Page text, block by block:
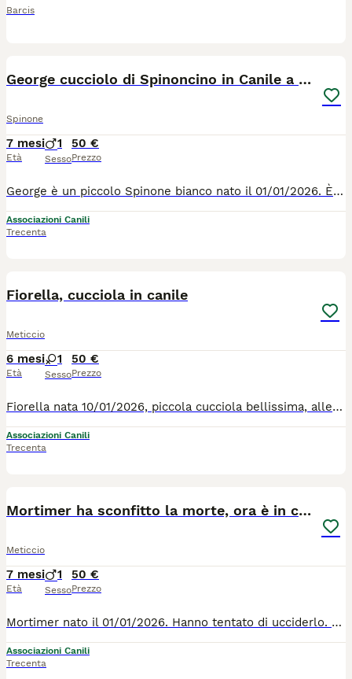
Barcis
George cucciolo di Spinoncino in Canile a Catania
Spinone
7 mesi
Età
1
Sesso
50 €
Prezzo
George è un piccolo Spinone bianco nato il 01/01/2026. È stato trovato in montagna presso dei pastori che lo tenevano a una catena corta e lo picchiavano ogni giorno, poiché non era adatto a fare il cane da pastore. Di conseguenza, il piccolo è stato sequestrato ed è finito subito in canile. È difficile dire quale delle due situazioni fosse peggiore, ma quel che è certo è che il piccolo ha urgente bisogno di una famiglia. Per informazioni: 0039/3714497821
Associazioni Canili
Trecenta
Fiorella, cucciola in canile
Meticcio
6 mesi
Età
1
Sesso
50 €
Prezzo
Fiorella nata 10/01/2026, piccola cucciola bellissima, allegrissima e giocosa. Possiamo trovare per lei una casa, prima che il canile la rende fobica e malata ? Per tutte le info chiamate il 0039/3714497821
Associazioni Canili
Trecenta
Mortimer ha sconfitto la morte, ora è in canile
Meticcio
7 mesi
Età
1
Sesso
50 €
Prezzo
Mortimer nato il 01/01/2026. Hanno tentato di ucciderlo. Gli hanno fatto mangiare ossa di pollo, pelle e derivati con puntine da disegno. Lui non è morto, perché una persona lo ha sentito guaire dai dolori e lo ha portato subito al soccorso veterinario. Li è stato pulito l'addome, dove per fortuna questo "cibo" era rimasto. Se passava oltre, il cucciolo moriva, anzi, lo dovevano sopprimere. Lui è un cucciolo tanto buono e carino e non ha smesso di fidarsi delle persone. Per tutte le info chiamate il 0039/3714497821
Associazioni Canili
Trecenta